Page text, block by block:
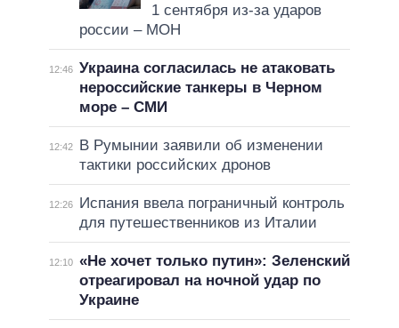
1 сентября из-за ударов
россии – МОН
12:46 Украина согласилась не атаковать
нероссийские танкеры в Черном
море – СМИ
12:42
В Румынии заявили об изменении
тактики российских дронов
12:26
Испания ввела пограничный контроль
для путешественников из Италии
12:10 «Не хочет только путин»: Зеленский
отреагировал на ночной удар по
Украине